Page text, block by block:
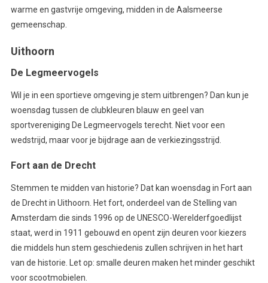
warme en gastvrije omgeving, midden in de Aalsmeerse
gemeenschap.
Uithoorn
De Legmeervogels
Wil je in een sportieve omgeving je stem uitbrengen? Dan kun je
woensdag tussen de clubkleuren blauw en geel van
sportvereniging De Legmeervogels terecht. Niet voor een
wedstrijd, maar voor je bijdrage aan de verkiezingsstrijd.
Fort aan de Drecht
Stemmen te midden van historie? Dat kan woensdag in Fort aan
de Drecht in Uithoorn. Het fort, onderdeel van de Stelling van
Amsterdam die sinds 1996 op de UNESCO-Werelderfgoedlijst
staat, werd in 1911 gebouwd en opent zijn deuren voor kiezers
die middels hun stem geschiedenis zullen schrijven in het hart
van de historie. Let op: smalle deuren maken het minder geschikt
voor scootmobielen.